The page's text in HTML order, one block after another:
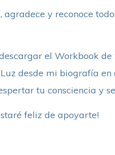
y reconoce
el Workbook
desde mi biografía
tu consciencia y
feliz de apoyarte!